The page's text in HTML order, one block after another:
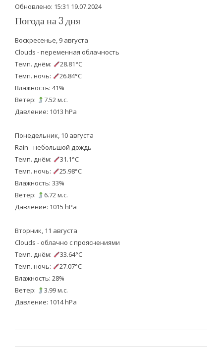
Обновлено: 15:31 19.07.2024
Погода на 3 дня
Воскресенье, 9 августа
Clouds - переменная облачность
Темп. днём:
28.81°C
Темп. ночь:
26.84°C
Влажность: 41%
Ветер:
7.52 м.с.
Давление: 1013 hPa
Понедельник, 10 августа
Rain - небольшой дождь
Темп. днём:
31.1°C
Темп. ночь:
25.98°C
Влажность: 33%
Ветер:
6.72 м.с.
Давление: 1015 hPa
Вторник, 11 августа
Clouds - облачно с прояснениями
Темп. днём:
33.64°C
Темп. ночь:
27.07°C
Влажность: 28%
Ветер:
3.99 м.с.
Давление: 1014 hPa